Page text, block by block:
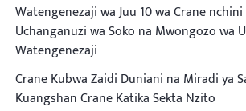
Watengenezaji wa Juu 10 wa Crane
Uchanganuzi wa Soko na Mwongozo wa
Watengenezaji
Crane Kubwa Zaidi Duniani na Miradi ya
Kuangshan Crane Katika Sekta Nzito